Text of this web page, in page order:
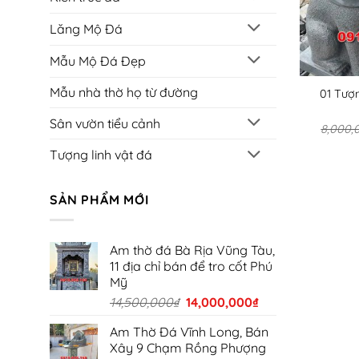
Lăng Mộ Đá
Mẫu Mộ Đá Đẹp
Mẫu nhà thờ họ từ đường
Sân vườn tiểu cảnh
Tượng linh vật đá
SẢN PHẨM MỚI
Am thờ đá Bà Rịa Vũng Tàu,
11 địa chỉ bán để tro cốt Phú
Mỹ
14,500,000₫ Giá
là:
14,500,000₫.
14,000,000₫Giá
tại
là:
Am Thờ Đá Vĩnh Long, Bán
Xây 9 Chạm Rồng Phượng
01